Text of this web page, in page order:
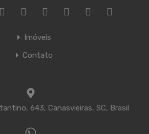
Imóveis
Contato
643, Canasvieiras, SC, Brasil